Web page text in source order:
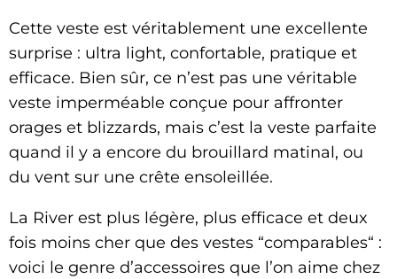
Cette veste est véritablement une excellente
surprise : ultra light, confortable, pratique et
efficace. Bien sûr, ce n’est pas une véritable
veste imperméable conçue pour affronter
orages et blizzards, mais c’est la veste parfaite
quand il y a encore du brouillard matinal, ou
du vent sur une crête ensoleillée.
La River est plus légère, plus efficace et deux
fois moins cher que des vestes “comparables“ :
voici le genre d’accessoires que l’on aime chez